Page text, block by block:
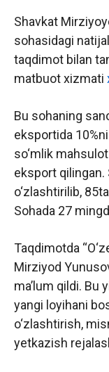
Shavkat
sohasidagi
taqdimot bilan
matbuot xizmati
Bu sohaning
eksportida
so‘mlik
eksport
o‘zlashtirilib,
Sohada 27
Taqdimotda
Mirziyod
ma’lum qildi. Bu
yangi loyihani
o‘zlashtirish,
yetkazish